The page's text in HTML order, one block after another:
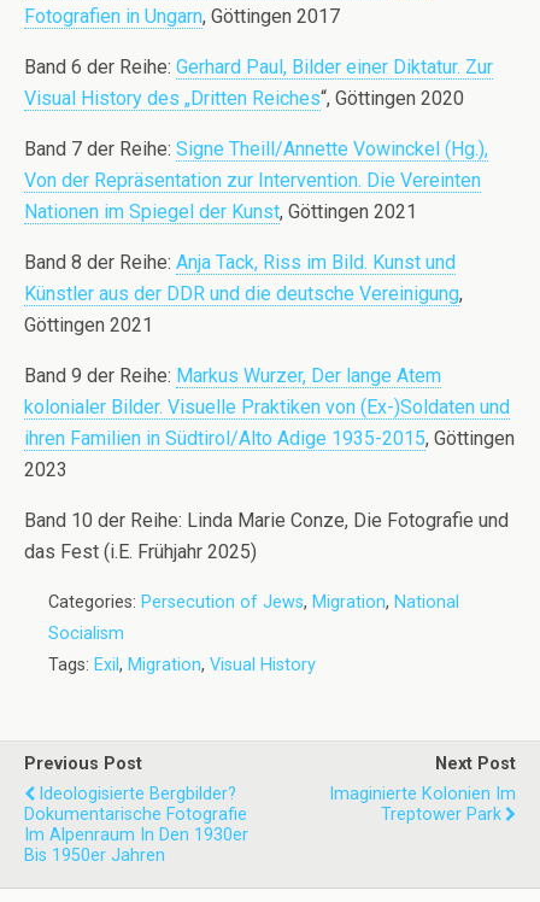
Fotografien in Ungarn, Göttingen 2017
Band 6 der Reihe: Gerhard Paul, Bilder einer Diktatur. Zur
Visual History des „Dritten Reiches“, Göttingen 2020
Band 7 der Reihe: Signe Theill/Annette Vowinckel (Hg.),
Von der Repräsentation zur Intervention. Die Vereinten
Nationen im Spiegel der Kunst, Göttingen 2021
Band 8 der Reihe: Anja Tack, Riss im Bild. Kunst und
Künstler aus der DDR und die deutsche Vereinigung,
Göttingen 2021
Band 9 der Reihe: Markus Wurzer, Der lange Atem
kolonialer Bilder. Visuelle Praktiken von (Ex-)Soldaten und
ihren Familien in Südtirol/Alto Adige 1935-2015, Göttingen
2023
Band 10 der Reihe: Linda Marie Conze, Die Fotografie und
das Fest (i.E. Frühjahr 2025)
Categories: Persecution of Jews, Migration, National
Socialism
Tags: Exil , Migration, Visual History
Previous Post
Ideologisierte Bergbilder?
Dokumentarische Fotografie
Im Alpenraum In Den 1930er
Bis 1950er Jahren
Next Post
Imaginierte Kolonien Im
Treptower Park